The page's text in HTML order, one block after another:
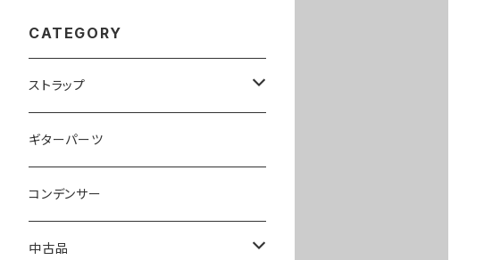
CATEGORY
ストラップ
llama40
pony40
hobbit40
ギターパーツ
コンデンサー
中古品